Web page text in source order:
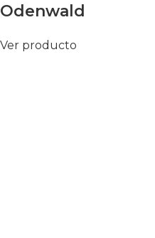
Odenwald
Ver producto